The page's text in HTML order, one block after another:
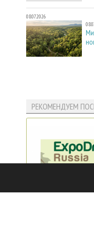
08.07.2026
РЕКОМЕНДУЕМ